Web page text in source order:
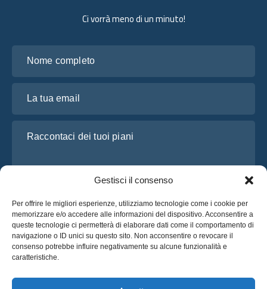
Gestisci il consenso
Per offrire le migliori esperienze, utilizziamo tecnologie come i cookie per
memorizzare e/o accedere alle informazioni del dispositivo. Acconsentire a
queste tecnologie ci permetterà di elaborare dati come il comportamento di
navigazione o ID unici su questo sito. Non acconsentire o revocare il
consenso potrebbe influire negativamente su alcune funzionalità e
caratteristiche.
Ci vorrà meno di un minuto!
Ho letto e accetto l’Informativa sulla privacydi OsaBus
Richiedi un preventivo